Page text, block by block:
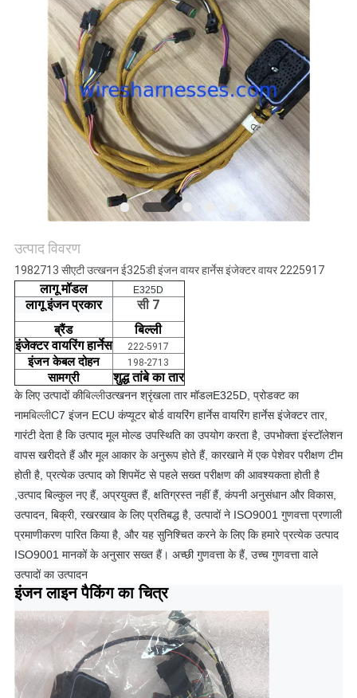
उत्पाद विवरण
1982713 सीएटी उत्खनन ई325डी इंजन वायर हार्नेस इंजेक्टर वायर 2225917
लागू मॉडल E325D
लागू इंजन प्रकार सी 7
ब्रैंड बिल्ली
इंजेक्टर वायरिंग हार्नेस 222-5917
इंजन केबल दोहन 198-2713
सामग्री शुद्ध तांबे का तार
के लिए उत्पादों कीबिल्लीउत्खनन श्रृंखला तार मॉडलE325D, प्रोडक्ट का
नामबिल्लीC7 इंजन ECU कंप्यूटर बोर्ड वायरिंग हार्नेस वायरिंग हार्नेस इंजेक्टर तार,
गारंटी देता है कि उत्पाद मूल मोल्ड उपस्थिति का उपयोग करता है, उपभोक्ता इंस्टॉलेशन
वापस खरीदते हैं और मूल आकार के अनुरूप होते हैं, कारखाने में एक पेशेवर परीक्षण टीम
होती है, प्रत्येक उत्पाद को शिपमेंट से पहले सख्त परीक्षण की आवश्यकता होती है
,उत्पाद बिल्कुल नए हैं, अप्रयुक्त हैं, क्षतिग्रस्त नहीं हैं, कंपनी अनुसंधान और विकास,
उत्पादन, बिक्री, रखरखाव के लिए प्रतिबद्ध है, उत्पादों ने ISO9001 गुणवत्ता प्रणाली
प्रमाणीकरण पारित किया है, और यह सुनिश्चित करने के लिए कि हमारे प्रत्येक उत्पाद
ISO9001 मानकों के अनुसार सख्त हैं। अच्छी गुणवत्ता के हैं, उच्च गुणवत्ता वाले
उत्पादों का उत्पादन
इंजन लाइन पैकिंग का चित्र